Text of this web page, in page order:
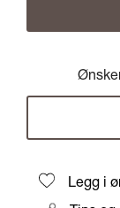
Legg i